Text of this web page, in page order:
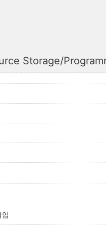
Storage/